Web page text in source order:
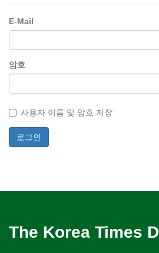
E-Mail
암호
사용자 이름 및 암호 저장
The Korea Times